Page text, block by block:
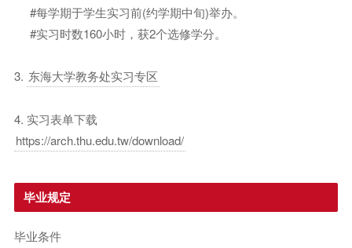
#每学期于学生实习前(约学期中旬)举办。
#实习时数160小时，获2个选修学分。
3. 东海大学教务处实习专区
4. 实习表单下载
https://arch.thu.edu.tw/download/
毕业规定
毕业条件